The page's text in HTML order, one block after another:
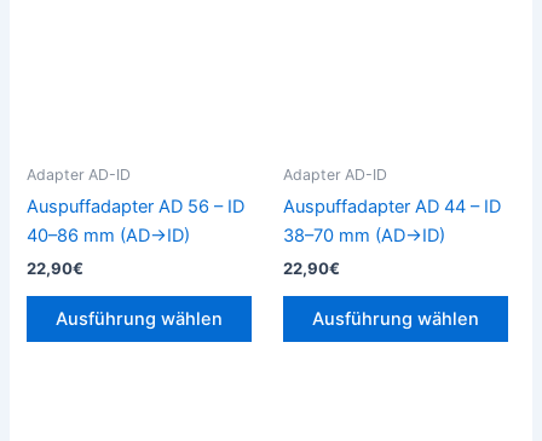
Adapter AD-ID
Auspuffadapter AD 56 – ID
40–86 mm (AD→ID)
22,90€
Ausführung wählen
können
gewählt
Adapter AD-ID
Auspuffadapter AD 44 – ID
38–70 mm (AD→ID)
22,90€
Ausführung wählen